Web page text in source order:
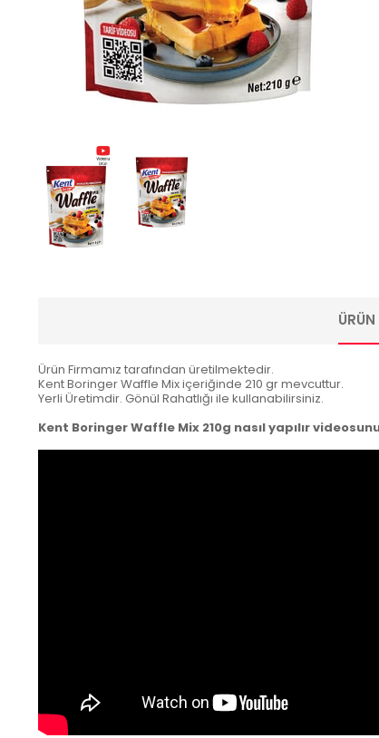
ÜRÜN
Ürün Firmamız tarafından üretilmektedir.
Kent Boringer Waffle Mix içeriğinde 210 gr mevcuttur.
Yerli Üretimdir. Gönül Rahatlığı ile kullanabilirsiniz.
Kent Boringer Waffle Mix 210g nasıl yapılır